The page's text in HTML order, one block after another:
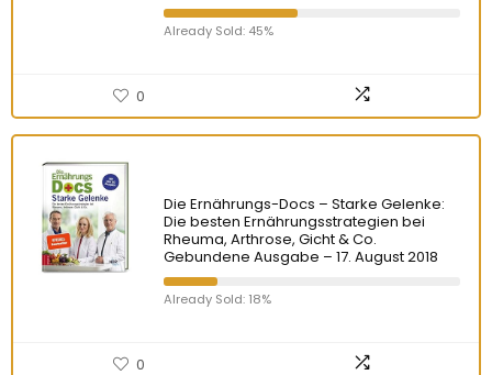
Already Sold: 45%
0
Die Ernährungs-Docs – Starke Gelenke:
Die besten Ernährungsstrategien bei
Rheuma, Arthrose, Gicht & Co.
Gebundene Ausgabe – 17. August 2018
Already Sold: 18%
0